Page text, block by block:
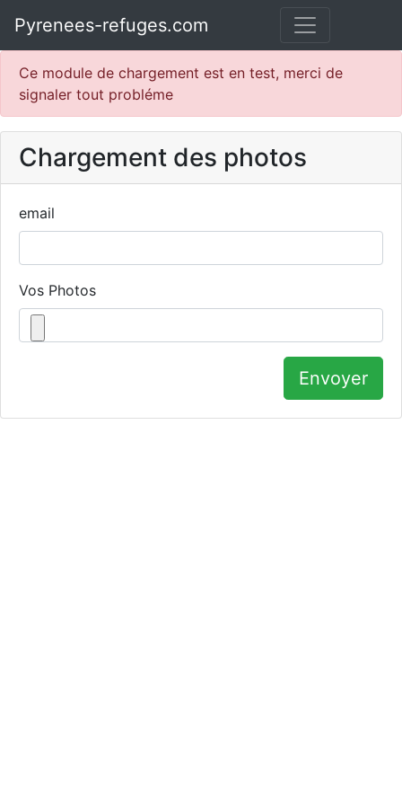
Pyrenees-refuges.com
Ce module de chargement est en test, merci de
signaler tout probléme
Chargement des photos
email
Vos Photos
Envoyer